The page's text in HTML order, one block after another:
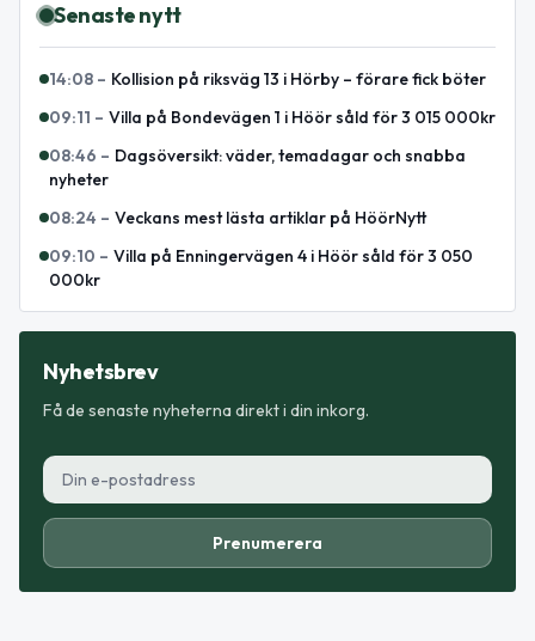
Senaste nytt
14:08 – Kollision på riksväg 13 i Hörby – förare fick böter
09:11 – Villa på Bondevägen 1 i Höör såld för 3 015 000kr
08:46 – Dagsöversikt: väder, temadagar och snabba
nyheter
08:24 – Veckans mest lästa artiklar på HöörNytt
09:10 – Villa på Enningervägen 4 i Höör såld för 3 050
000kr
Nyhetsbrev
Få de senaste nyheterna direkt i din inkorg.
Prenumerera